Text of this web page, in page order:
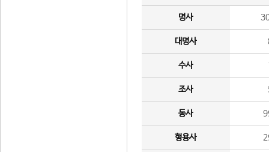
명사
대명사
수사
조사
동사
형용사